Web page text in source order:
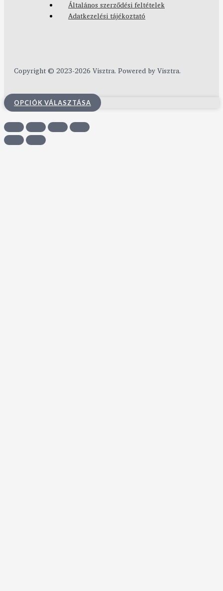
Általános szerződési feltételek
Adatkezelési tájékoztató
Copyright © 2023-2026 Visztra. Powered by Visztra.
OPCIÓK VÁLASZTÁSA